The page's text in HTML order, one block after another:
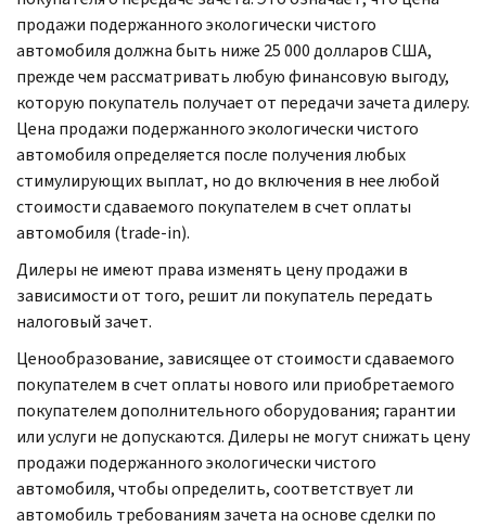
продажи подержанного экологически чистого
автомобиля должна быть ниже 25 000 долларов США,
прежде чем рассматривать любую финансовую выгоду,
которую покупатель получает от передачи зачета дилеру.
Цена продажи подержанного экологически чистого
автомобиля определяется после получения любых
стимулирующих выплат, но до включения в нее любой
стоимости сдаваемого покупателем в счет оплаты
автомобиля (trade-in).
Дилеры не имеют права изменять цену продажи в
зависимости от того, решит ли покупатель передать
налоговый зачет.
Ценообразование, зависящее от стоимости сдаваемого
покупателем в счет оплаты нового или приобретаемого
покупателем дополнительного оборудования; гарантии
или услуги не допускаются. Дилеры не могут снижать цену
продажи подержанного экологически чистого
автомобиля, чтобы определить, соответствует ли
автомобиль требованиям зачета на основе сделки по